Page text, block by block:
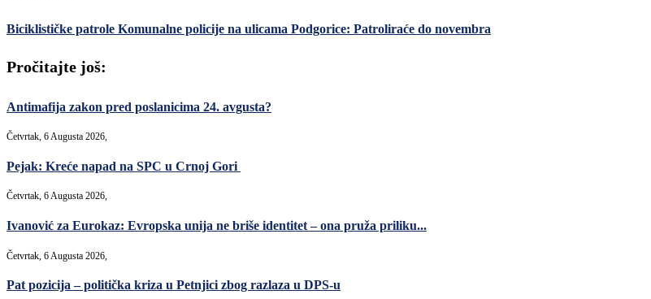
Biciklističke patrole Komunalne policije na ulicama Podgorice: Patroliraće do novembra
Pročitajte još:
Antimafija zakon pred poslanicima 24. avgusta?
Četvrtak, 6 Augusta 2026,
Pejak: Kreće napad na SPC u Crnoj Gori
Četvrtak, 6 Augusta 2026,
Ivanović za Eurokaz: Evropska unija ne briše identitet – ona pruža priliku...
Četvrtak, 6 Augusta 2026,
Pat pozicija – politička kriza u Petnjici zbog razlaza u DPS-u